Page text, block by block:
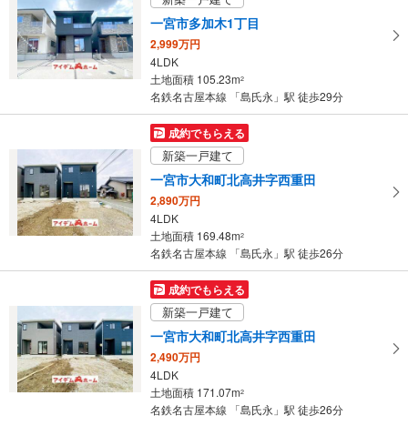
ペ
ー
ジ
に
存
る
一宮市多加木1丁目
2,999万円
4LDK
土地面積 105.23m2
名鉄名古屋本線 「島氏永」駅 徒歩29分
成約でもらえる
新築一戸建て
一宮市大和町北高井字西重田
2,890万円
4LDK
土地面積 169.48m2
名鉄名古屋本線 「島氏永」駅 徒歩26分
成約でもらえる
新築一戸建て
一宮市大和町北高井字西重田
2,490万円
4LDK
土地面積 171.07m2
名鉄名古屋本線 「島氏永」駅 徒歩26分